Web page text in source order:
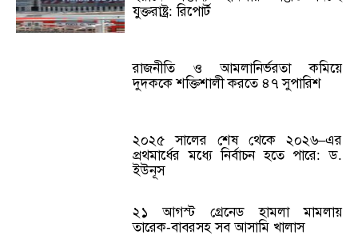
যুক্তরাষ্ট্র: রিপোর্ট
রাজনীতি ও আমলানির্ভরতা কমিয়ে
দুদককে শক্তিশালী করতে ৪৭ সুপারিশ
২০২৫ সালের শেষ থেকে ২০২৬–এর
প্রথমার্ধের মধ্যে নির্বাচন হতে পারে: ড.
ইউনূস
২১ আগস্ট গ্রেনেড হামলা মামলায়
তারেক-বাবরসহ সব আসামি খালাস